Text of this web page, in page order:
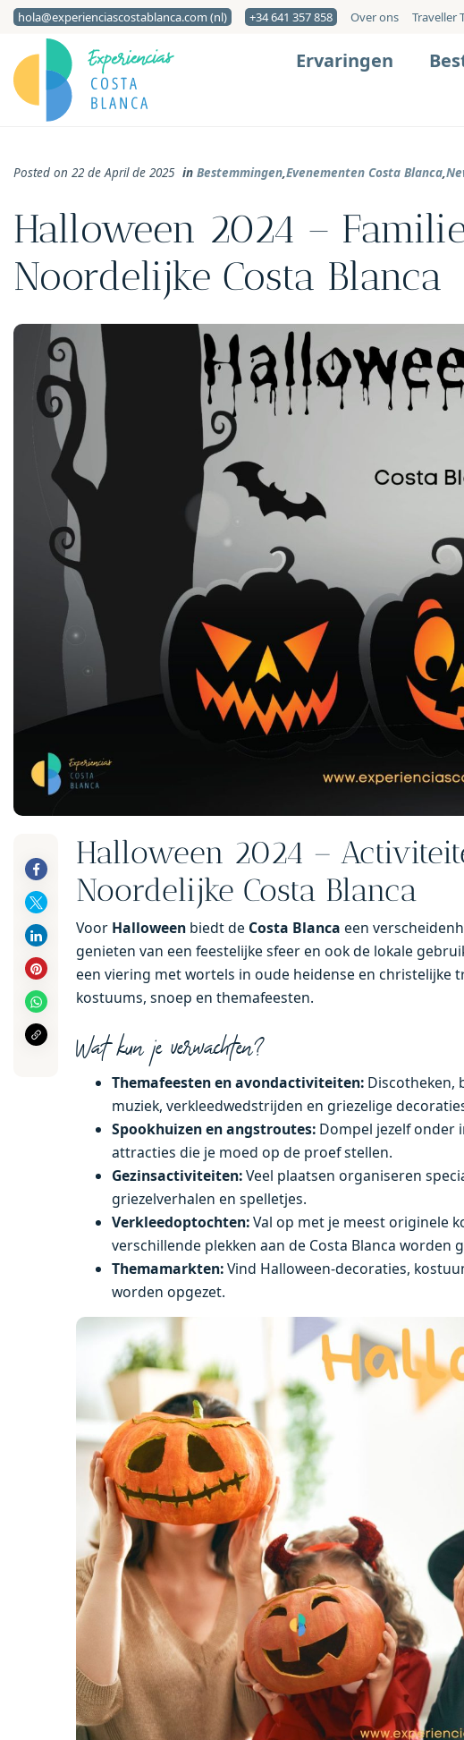
hola@experienciascostablanca.com (nl) +34 641 357 858 Over ons Traveller
Ervaringen
Posted on 22 de April de 2025 in Bestemmingen,Evenementen Costa Blanca,
Halloween 2024 –
Noordelijke Costa Blanca
Halloween 2024 –
Noordelijke Costa Blanca
Voor Halloween biedt de Costa Blanca een
genieten van een feestelijke sfeer en ook de lokale
een viering met wortels in oude heidense en
kostuums, snoep en themafeesten.
Wat kun je verwachten?
Themafeesten en avondactiviteiten: Discotheken,
muziek, verkleedwedstrijden en griezelige
Spookhuizen en angstroutes: Dompel jezelf onder
attracties die je moed op de proef stellen.
Gezinsactiviteiten:Veel plaatsen organiseren
griezelverhalen en spelletjes.
Verkleedoptochten:Val op met je meest originele
verschillende plekken aan de Costa Blanca worden
Themamarkten:Vind Halloween-decoraties,
worden opgezet.